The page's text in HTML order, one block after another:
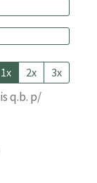
1x 2x 3x
q.b. p/